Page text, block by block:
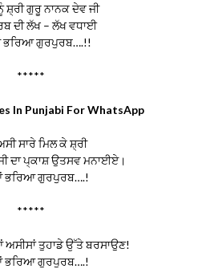
ਸ਼੍ਰੀ ਗੁਰੂ ਨਾਨਕ ਦੇਵ ਜੀ
ਦੀ ਲੱਖ – ਲੱਖ ਵਧਾਈ
ਗੁਰਪੁਰਬ….!!
*****
In Punjabi For WhatsApp
ਸਾਰੇ ਮਿਲ ਕੇ ਸ਼੍ਰੀ
ਦਾ ਪ੍ਕਾਸ਼ ਉਤਸਵ ਮਨਾਈਏ।
ਭਰਿਆ ਗੁਰਪੁਰਬ….!
*****
ਤੁਹਾਡੇ ਉੱਤੇ ਬਰਸਾਉਣ!
ਭਰਿਆ ਗੁਰਪੁਰਬ….!